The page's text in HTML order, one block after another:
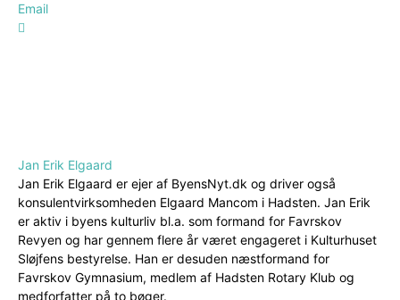
Email
Jan Erik Elgaard
Jan Erik Elgaard er ejer af ByensNyt.dk og driver også
konsulentvirksomheden Elgaard Mancom i Hadsten. Jan Erik
er aktiv i byens kulturliv bl.a. som formand for Favrskov
Revyen og har gennem flere år været engageret i Kulturhuset
Sløjfens bestyrelse. Han er desuden næstformand for
Favrskov Gymnasium, medlem af Hadsten Rotary Klub og
medforfatter på to bøger.